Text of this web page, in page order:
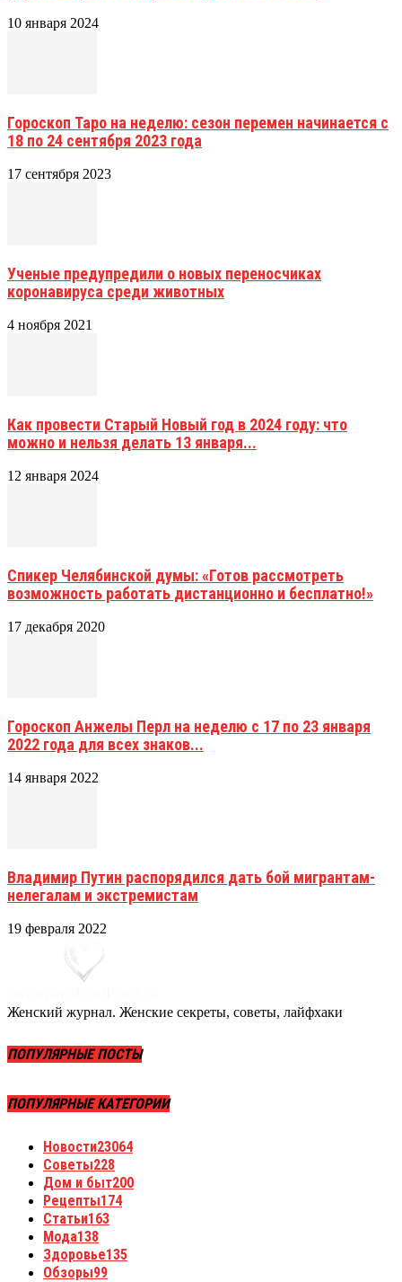
10 января 2024
Гороскоп Таро на неделю: сезон перемен начинается с
18 по 24 сентября 2023 года
17 сентября 2023
Ученые предупредили о новых переносчиках
коронавируса среди животных
4 ноября 2021
Как провести Старый Новый год в 2024 году: что
можно и нельзя делать 13 января...
12 января 2024
Спикер Челябинской думы: «Готов рассмотреть
возможность работать дистанционно и бесплатно!»
17 декабря 2020
Гороскоп Анжелы Перл на неделю с 17 по 23 января
2022 года для всех знаков...
14 января 2022
Владимир Путин распорядился дать бой мигрантам-
нелегалам и экстремистам
19 февраля 2022
Женский журнал. Женские секреты, советы, лайфхаки
ПОПУЛЯРНЫЕ ПОСТЫ
ПОПУЛЯРНЫЕ КАТЕГОРИИ
Новости23064
Советы228
Дом и быт200
Рецепты174
Статьи163
Мода138
Здоровье135
Обзоры99